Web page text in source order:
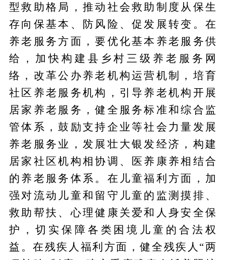
型救助格局，推动社会救助制度从保生
存向保基本、防风险、促发展转变。在
养老服务方面，要优化基本养老服务供
给，加快构建县乡村三级养老服务网
络，改革公办养老机构运营机制，培育
社区养老服务机构，引导养老机构开展
居家养老服务，健全服务标准和综合监
管体系，鼓励支持企业等社会力量发展
养老服务业，发展壮大银发经济，构建
居家社区机构相协调、医养康养相结合
的养老服务体系。在儿童福利方面，加
强对流动儿童和留守儿童的监测摸排、
救助帮扶、心理健康关爱和人身安全保
护，切实保障各类困境儿童的合法权
益。在残疾人福利方面，健全残疾人“两